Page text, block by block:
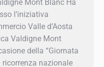
Valle d’Aosta
Valdigne Mont
della
la ricorrenza
della